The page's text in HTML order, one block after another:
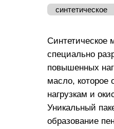
Синтетическое
специально
повышенных
масло, которое
нагрузкам и
Уникальный
образование
синтетическое